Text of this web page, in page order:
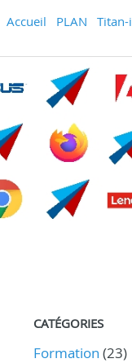
Accueil PLAN
CATÉGORIES
Formation (23)